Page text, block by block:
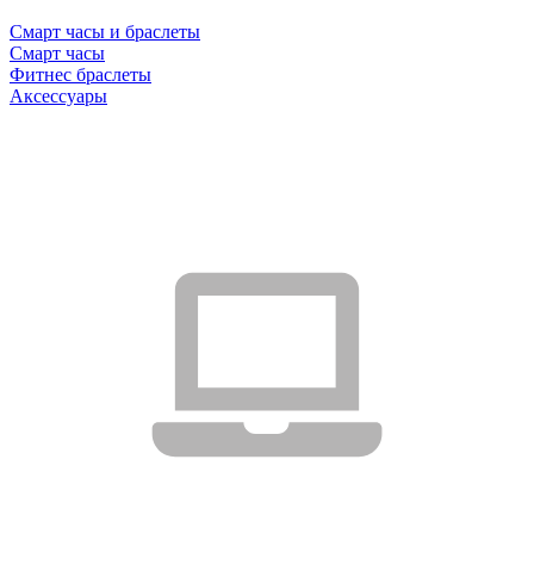
Смарт часы и браслеты
Смарт часы
Фитнес браслеты
Аксессуары